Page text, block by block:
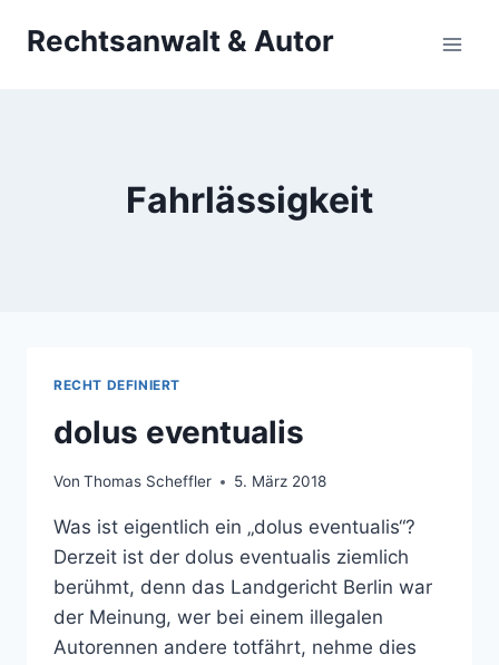
InhaltRechtsanwalt & Autor
Fahrlässigkeit
RECHT DEFINIERT
dolus eventualis
Von Thomas Scheffler 5. März 2018
Was ist eigentlich ein „dolus eventualis“?
Derzeit ist der dolus eventualis ziemlich
berühmt, denn das Landgericht Berlin war
der Meinung, wer bei einem illegalen
Autorennen andere totfährt, nehme dies